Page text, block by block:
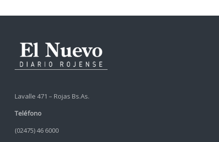
Lavalle 471 – Rojas Bs.As.
Teléfono
(02475) 46 6000